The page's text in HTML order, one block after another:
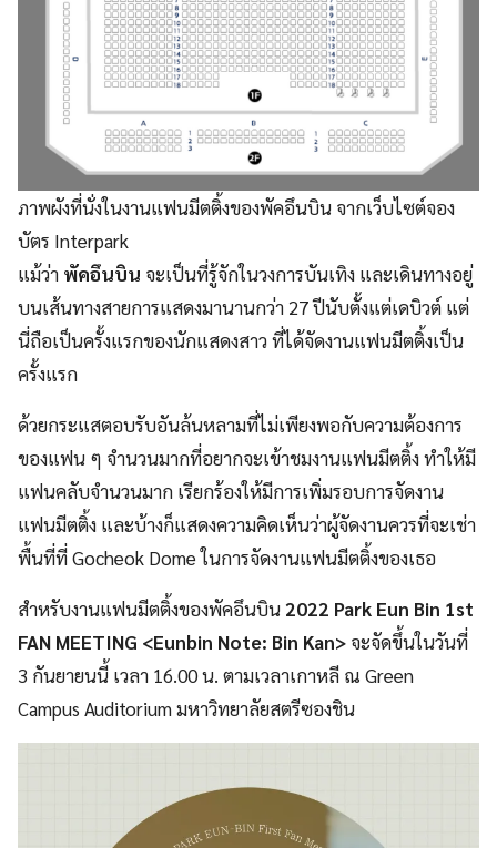
ภาพผังที่นั่งในงานแฟนมีตติ้งของพัคอึนบิน จากเว็บไซต์จอง
บัตร Interpark
แม้ว่า พัคอึนบิน จะเป็นที่รู้จักในวงการบันเทิง และเดินทางอยู่
บนเส้นทางสายการแสดงมานานกว่า 27 ปีนับตั้งแต่เดบิวต์ แต่
นี่ถือเป็นครั้งแรกของนักแสดงสาว ที่ได้จัดงานแฟนมีตติ้งเป็น
ครั้งแรก
ด้วยกระแสตอบรับอันล้นหลามที่ไม่เพียงพอกับความต้องการ
ของแฟน ๆ จำนวนมากที่อยากจะเข้าชมงานแฟนมีตติ้ง ทำให้มี
แฟนคลับจำนวนมาก เรียกร้องให้มีการเพิ่มรอบการจัดงาน
แฟนมีตติ้ง และบ้างก็แสดงความคิดเห็นว่าผู้จัดงานควรที่จะเช่า
พื้นที่ที่ Gocheok Dome ในการจัดงานแฟนมีตติ้งของเธอ
สำหรับงานแฟนมีตติ้งของพัคอึนบิน 2022 Park Eun Bin 1st
FAN MEETING <Eunbin Note: Bin Kan> จะจัดขึ้นในวันที่
3 กันยายนนี้ เวลา 16.00 น. ตามเวลาเกาหลี ณ Green
Campus Auditorium มหาวิทยาลัยสตรีซองชิน